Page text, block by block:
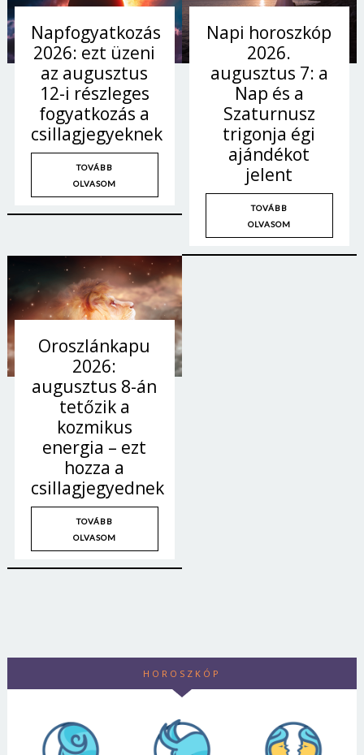
Napfogyatkozás
2026: ezt üzeni
az augusztus
12-i részleges
fogyatkozás a
csillagjegyeknek
TOVÁBB
OLVASOM
Napi horoszkóp
2026.
augusztus 7: a
Nap és a
Szaturnusz
trigonja égi
ajándékot
jelent
TOVÁBB
OLVASOM
Oroszlánkapu
2026:
augusztus 8-án
tetőzik a
kozmikus
energia – ezt
hozza a
csillagjegyednek
TOVÁBB
OLVASOM
HOROSZKÓP